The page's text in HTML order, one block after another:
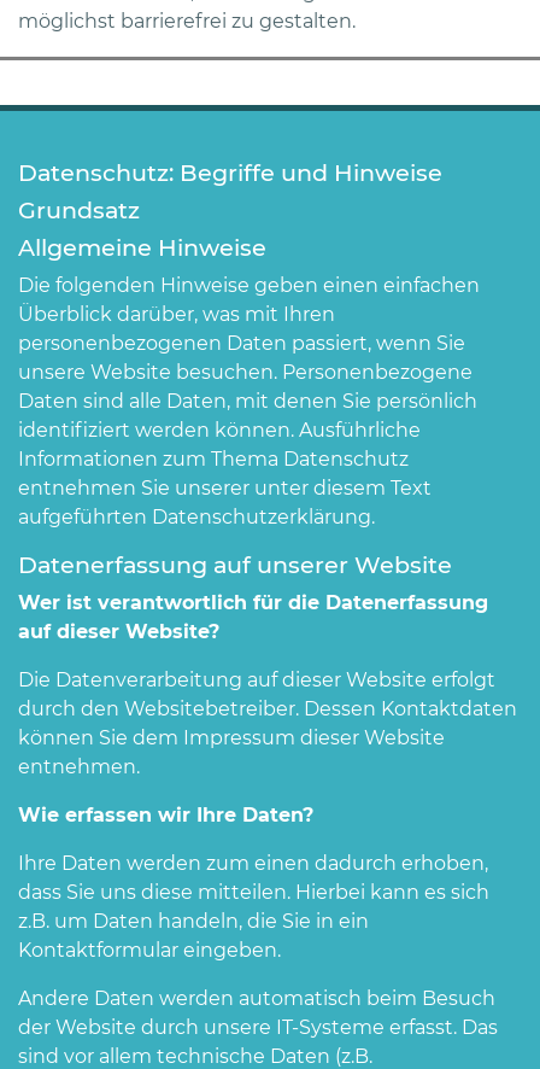
möglichst barrierefrei zu gestalten.
Datenschutz: Begriffe und Hinweise
Grundsatz
Allgemeine Hinweise
Die folgenden Hinweise geben einen einfachen
Überblick darüber, was mit Ihren
personenbezogenen Daten passiert, wenn Sie
unsere Website besuchen. Personenbezogene
Daten sind alle Daten, mit denen Sie persönlich
identifiziert werden können. Ausführliche
Informationen zum Thema Datenschutz
entnehmen Sie unserer unter diesem Text
aufgeführten Datenschutzerklärung.
Datenerfassung auf unserer Website
Wer ist verantwortlich für die Datenerfassung
auf dieser Website?
Die Datenverarbeitung auf dieser Website erfolgt
durch den Websitebetreiber. Dessen Kontaktdaten
können Sie dem Impressum dieser Website
entnehmen.
Wie erfassen wir Ihre Daten?
Ihre Daten werden zum einen dadurch erhoben,
dass Sie uns diese mitteilen. Hierbei kann es sich
z.B. um Daten handeln, die Sie in ein
Kontaktformular eingeben.
Andere Daten werden automatisch beim Besuch
der Website durch unsere IT-Systeme erfasst. Das
sind vor allem technische Daten (z.B.